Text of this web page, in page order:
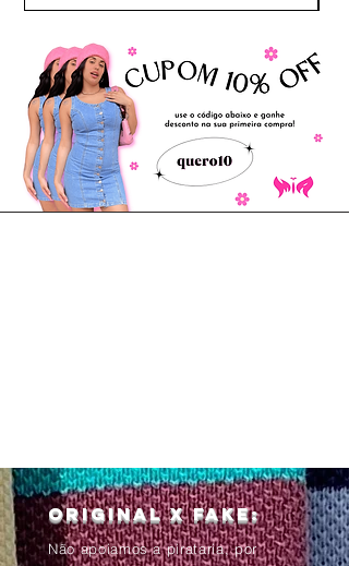
Original x Fake:
Não apoiamos a pirataria, por